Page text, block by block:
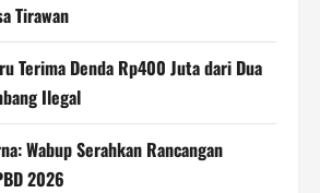
Tirawan
Terima Denda Rp400 Juta dari Dua
Ilegal
Wabup Serahkan Rancangan
2026